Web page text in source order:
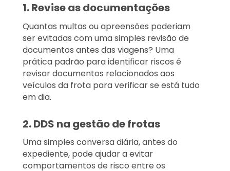
1. Revise as documentações
Quantas multas ou apreensões poderiam
ser evitadas com uma simples revisão de
documentos antes das viagens? Uma
prática padrão para identificar riscos é
revisar documentos relacionados aos
veículos da frota para verificar se está tudo
em dia.
2. DDS na gestão de frotas
Uma simples conversa diária, antes do
expediente, pode ajudar a evitar
comportamentos de risco entre os